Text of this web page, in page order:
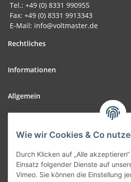
Wie wir Cookies & Co
Durch Klicken auf „Alle
Einsatz folgender Dienste auf
Vimeo. Sie können die Einstellung
Tel.: +49 (0) 8331 990955
Fax: +49 (0) 8331 9913343
E-Mail: info@voltmaster.de
Rechtliches
Informationen
Allgemein
SmoliTec - Safety. Simplified.
Vertrag